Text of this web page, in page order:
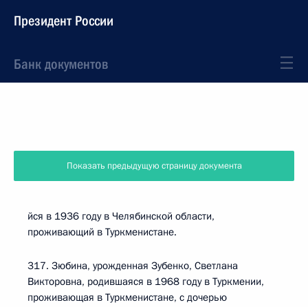
Президент России
Банк документов
Показать предыдущую страницу документа
йся в 1936 году в Челябинской области,
проживающий в Туркменистане.
317. Зюбина, урожденная Зубенко, Светлана
Викторовна, родившаяся в 1968 году в Туркмении,
проживающая в Туркменистане, с дочерью